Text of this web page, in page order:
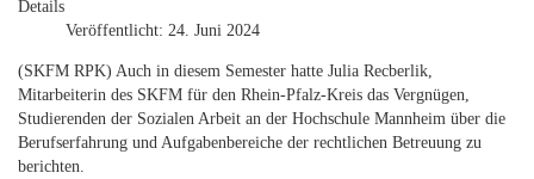
Details
Veröffentlicht: 24. Juni 2024
(SKFM RPK) Auch in diesem Semester hatte Julia Recberlik,
Mitarbeiterin des SKFM für den Rhein-Pfalz-Kreis das Vergnügen,
Studierenden der Sozialen Arbeit an der Hochschule Mannheim über die
Berufserfahrung und Aufgabenbereiche der rechtlichen Betreuung zu
berichten.